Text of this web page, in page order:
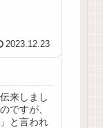
2023.12.23
来しまし
ですが、
と言われ